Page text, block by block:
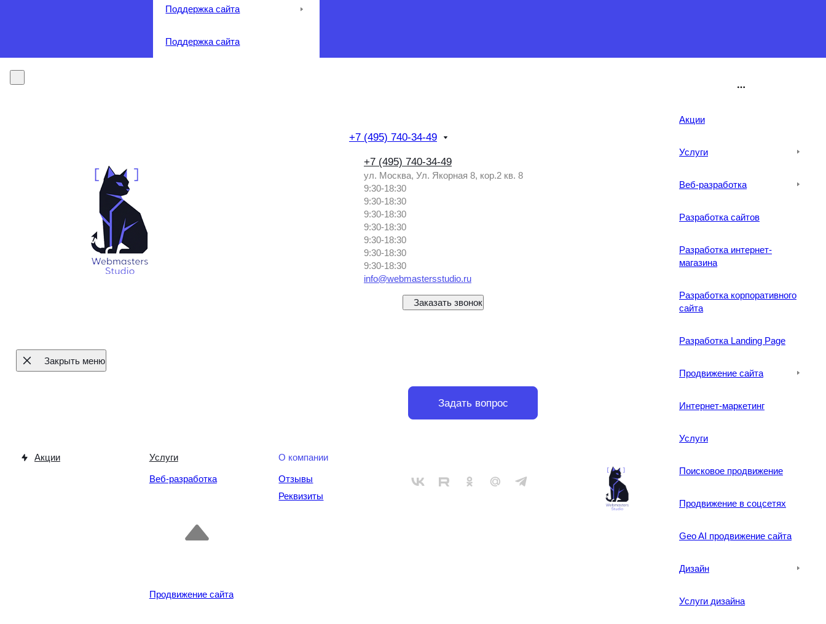
Поддержка сайта
Поддержка сайта
+7 (495) 740-34-49
+7 (495) 740-34-49
ул. Москва, Ул. Якорная 8, кор.2 кв. 8
9:30-18:30
9:30-18:30
9:30-18:30
9:30-18:30
9:30-18:30
9:30-18:30
9:30-18:30
info@webmastersstudio.ru
Заказать звонок
Закрыть меню
Задать вопрос
Акции Услуги
Веб-разработка
Продвижение сайта
О компании
Отзывы
Реквизиты
Акции
Услуги
Веб-разработка
Разработка сайтов
Разработка интернет-
магазина
Разработка корпоративного
сайта
Разработка Landing Page
Продвижение сайта
Интернет-маркетинг
Услуги
Поисковое продвижение
Продвижение в соцсетях
Geo AI продвижение сайта
Дизайн
Услуги дизайна